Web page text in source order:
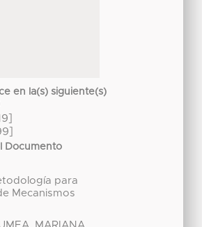
en la(s) siguiente(s)
Documento
para
Mecanismos